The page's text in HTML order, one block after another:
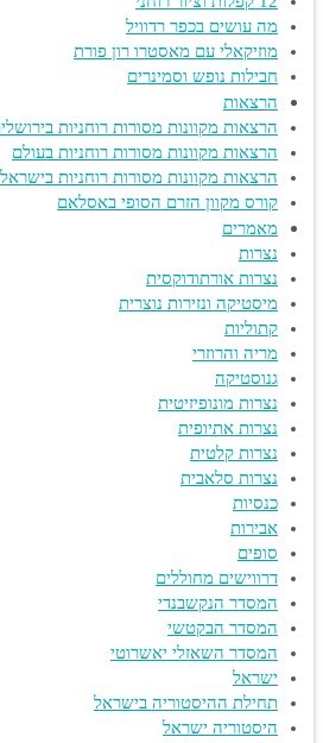
מה עושים בכפר רדוויל
מוזיקאלי עם מאסטרו רון פורת
חבילות נופש וסמינרים
הרצאות
הרצאות מקוונות מסורות רוחניות בירושלים
הרצאות מקוונות מסורות רוחניות בעולם
הרצאות מקוונות מסורות רוחניות בישראל
קורס מקוון הזרם הסופי באסלאם
מאמרים
נצרות
נצרות אורתודוקסית
מיסטיקה ונזירות נוצרית
קתוליות
מריה והרוזרי
גנוסטיקה
נצרות מונופיזיטית
נצרות אתיופית
נצרות קלטית
נצרות סלאבית
כנסיות
אבירות
סופים
דרווישים מחוללים
המסדר הנקשבנדי
המסדר הבקטשי
המסדר השאזלי יאשרוטי
ישראל
תחילת ההיסטוריה בישראל
היסטוריה ישראל